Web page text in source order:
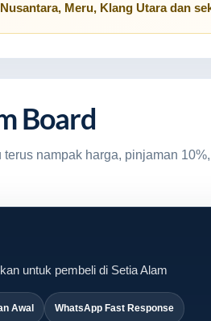
, Meru, Klang Utaradan
Board
nampak harga, pinjaman
untuk pembeli di Setia Alam
Awal WhatsApp Fast Response